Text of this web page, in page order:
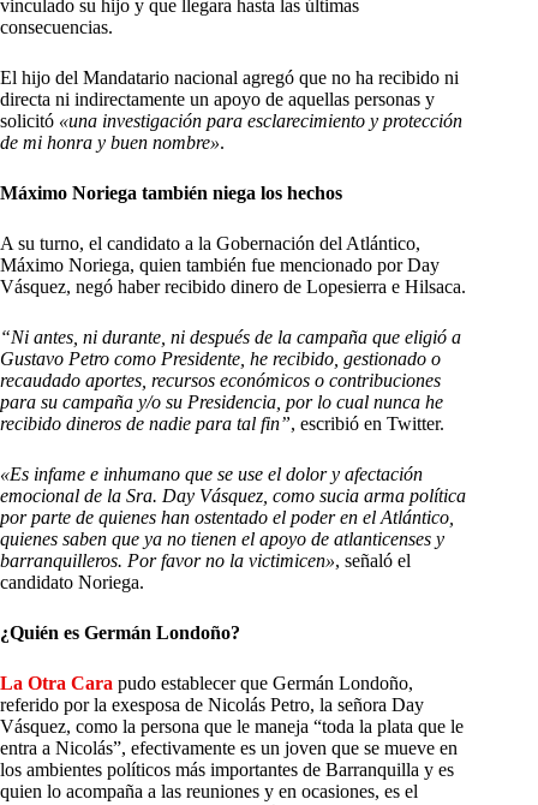
vinculado su hijo y que llegara hasta las últimas
consecuencias.
El hijo del Mandatario nacional agregó que no ha recibido ni
directa ni indirectamente un apoyo de aquellas personas y
solicitó «una investigación para esclarecimiento y protección
de mi honra y buen nombre».
Máximo Noriega también niega los hechos
A su turno, el candidato a la Gobernación del Atlántico,
Máximo Noriega, quien también fue mencionado por Day
Vásquez, negó haber recibido dinero de Lopesierra e Hilsaca.
“Ni antes, ni durante, ni después de la campaña que eligió a
Gustavo Petro como Presidente, he recibido, gestionado o
recaudado aportes, recursos económicos o contribuciones
para su campaña y/o su Presidencia, por lo cual nunca he
recibido dineros de nadie para tal fin”, escribió en Twitter.
«Es infame e inhumano que se use el dolor y afectación
emocional de la Sra. Day Vásquez, como sucia arma política
por parte de quienes han ostentado el poder en el Atlántico,
quienes saben que ya no tienen el apoyo de atlanticenses y
barranquilleros. Por favor no la victimicen», señaló el
candidato Noriega.
¿Quién es Germán Londoño?
La Otra Cara pudo establecer que Germán Londoño,
referido por la exesposa de Nicolás Petro, la señora Day
Vásquez, como la persona que le maneja “toda la plata que le
entra a Nicolás”, efectivamente es un joven que se mueve en
los ambientes políticos más importantes de Barranquilla y es
quien lo acompaña a las reuniones y en ocasiones, es el